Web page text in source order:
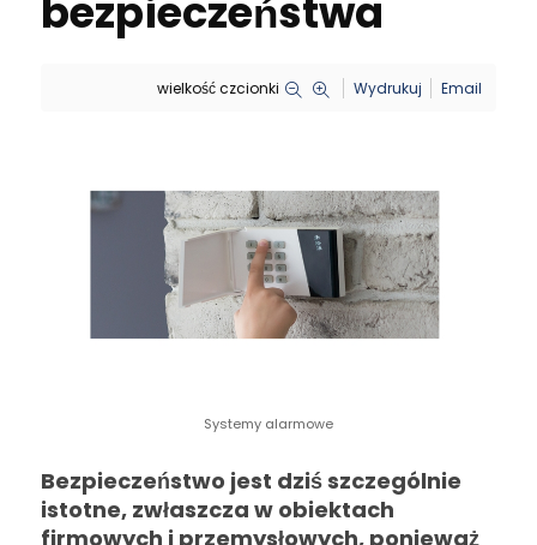
bezpieczeństwa
wielkość czcionki Wydrukuj Email
Systemy alarmowe
Bezpieczeństwo jest dziś szczególnie
istotne, zwłaszcza w obiektach
firmowych i przemysłowych, ponieważ